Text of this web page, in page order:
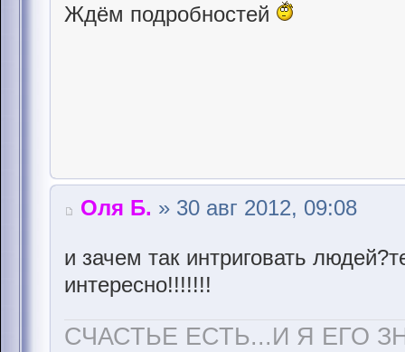
Ждём подробностей
Оля Б. » 30 авг 2012, 09:08
и зачем так интриговать
интересно!!!!!!!
СЧАСТЬЕ ЕСТЬ...И Я ЕГО